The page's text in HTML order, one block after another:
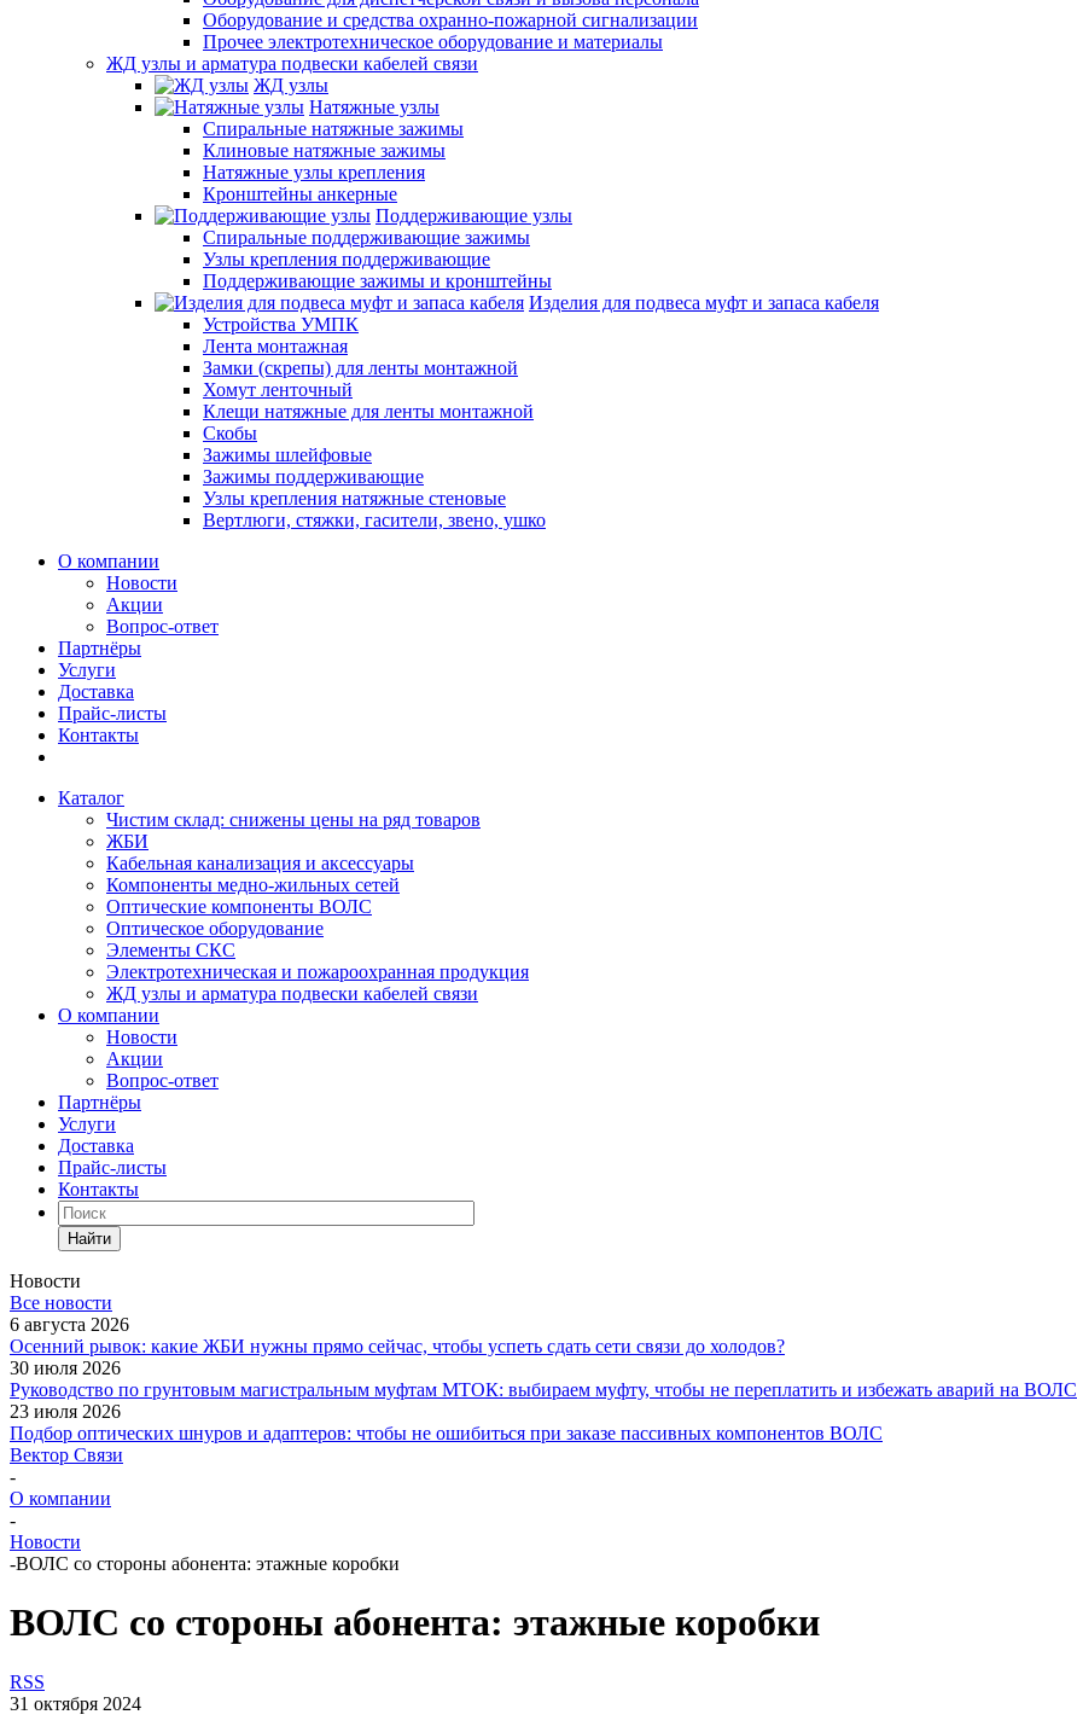
Оборудование и средства охранно-пожарной сигнализации
Прочее электротехническое оборудование и материалы
ЖД узлы и арматура подвески кабелей связи
ЖД узлы
Натяжные узлы
Спиральные натяжные зажимы
Клиновые натяжные зажимы
Натяжные узлы крепления
Кронштейны анкерные
Поддерживающие узлы
Спиральные поддерживающие зажимы
Узлы крепления поддерживающие
Поддерживающие зажимы и кронштейны
Изделия для подвеса муфт и запаса кабеля
Устройства УМПК
Лента монтажная
Замки (скрепы) для ленты монтажной
Хомут ленточный
Клещи натяжные для ленты монтажной
Скобы
Зажимы шлейфовые
Зажимы поддерживающие
Узлы крепления натяжные стеновые
Вертлюги, стяжки, гасители, звено, ушко
О компании
Новости
Акции
Вопрос-ответ
Партнёры
Услуги
Доставка
Прайс-листы
Контакты
Каталог
Чистим склад: снижены цены на ряд товаров
ЖБИ
Кабельная канализация и аксессуары
Компоненты медно-жильных сетей
Оптические компоненты ВОЛС
Оптическое оборудование
Элементы СКС
Электротехническая и пожароохранная продукция
ЖД узлы и арматура подвески кабелей связи
О компании
Новости
Акции
Вопрос-ответ
Партнёры
Услуги
Доставка
Прайс-листы
Контакты
Найти
Новости
Все новости
6 августа 2026
Осенний рывок: какие ЖБИ нужны прямо сейчас, чтобы успеть сдать сети связи до холодов?
30 июля 2026
Руководство по грунтовым магистральным муфтам МТОК: выбираем муфту, чтобы не переплатить и избежать аварий на ВОЛС
23 июля 2026
Подбор оптических шнуров и адаптеров: чтобы не ошибиться при заказе пассивных компонентов ВОЛС
Вектор Связи
-
О компании
-
Новости
-ВОЛС со стороны абонента: этажные коробки
ВОЛС со стороны абонента: этажные коробки
RSS
31 октября 2024